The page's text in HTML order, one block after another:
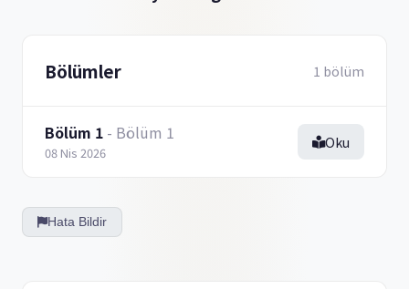
Bölümler 1 bölüm
Bölüm 1 - Bölüm 1
08 Nis 2026
Oku
Hata Bildir